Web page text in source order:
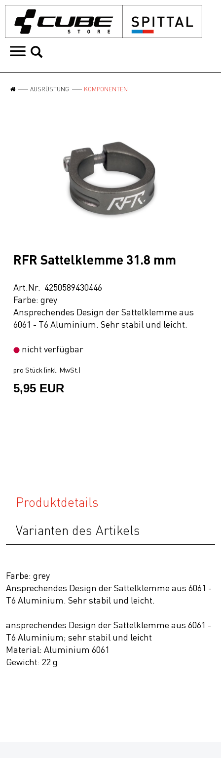
AUSRÜSTUNG KOMPONENTEN
RFR Sattelklemme 31.8 mm
Art.Nr. 4250589430446
Farbe: grey
Ansprechendes Design der Sattelklemme aus
6061 - T6 Aluminium. Sehr stabil und leicht.
nicht verfügbar
pro Stück (inkl. MwSt.)
5,95 EUR
Produktdetails
Varianten des Artikels
Farbe: grey
Ansprechendes Design der Sattelklemme aus 6061 -
T6 Aluminium. Sehr stabil und leicht.
ansprechendes Design der Sattelklemme aus 6061 -
T6 Aluminium; sehr stabil und leicht
Material: Aluminium 6061
Gewicht: 22 g